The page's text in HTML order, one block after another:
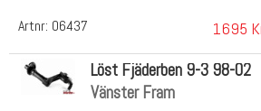
Artnr: 06437 1695
Löst Fjäderben 9-3 98-02
Vänster Fram